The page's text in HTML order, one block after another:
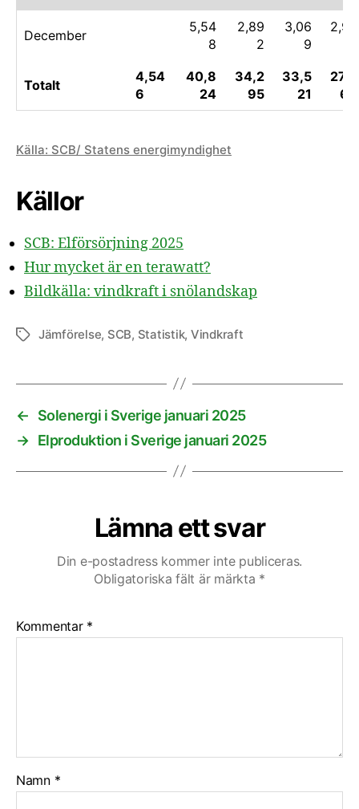
December
5,54
8
2,89
2
3,06
9
2,99
Totalt
4,54
6
40,8
24
34,2
95
33,5
21
27,3
69
Källa: SCB/ Statens energimyndighet
Källor
SCB: Elförsörjning 2025
Hur mycket är en terawatt?
Bildkälla: vindkraft i snölandskap
EtiketterJämförelse, SCB, Statistik, Vindkraft
←
Solenergi i Sverige januari 2025
→ Elproduktion i Sverige januari 2025
Lämna ett svar
Din e-postadress kommer inte publiceras.
Obligatoriska fält är märkta *
Kommentar *
Namn *